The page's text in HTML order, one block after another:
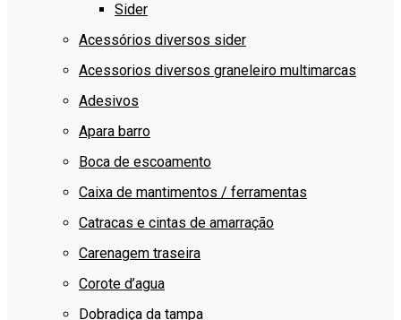
Sider
Acessórios diversos sider
Acessorios diversos graneleiro multimarcas
Adesivos
Apara barro
Boca de escoamento
Caixa de mantimentos / ferramentas
Catracas e cintas de amarração
Carenagem traseira
Corote d’agua
Dobradiça da tampa